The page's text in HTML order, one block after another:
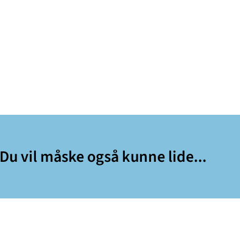
Du vil måske også kunne lide...